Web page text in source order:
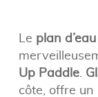
Le plan d’eau
Up Paddle.
côte, offre un